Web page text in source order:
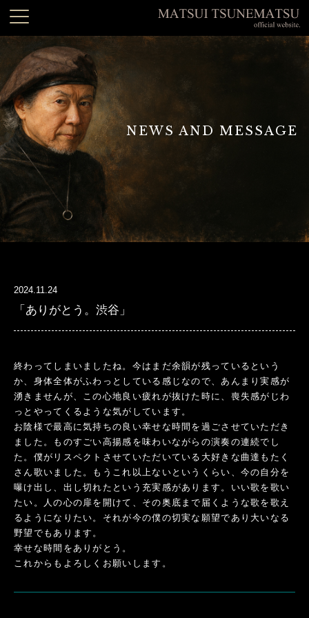
NEWS AND MESSAGE
2024.11.24
「ありがとう。渋谷」
終わってしまいましたね。今はまだ余韻が残っているという
か、身体全体がふわっとしている感じなので、あんまり実感が
湧きませんが、この心地良い疲れが抜けた時に、喪失感がじわ
っとやってくるような気がしています。
お陰様で最高に気持ちの良い幸せな時間を過ごさせていただき
ました。ものすごい高揚感を味わいながらの演奏の連続でし
た。僕がリスペクトさせていただいている大好きな曲達もたく
さん歌いました。もうこれ以上ないというくらい、今の自分を
曝け出し、出し切れたという充実感があります。いい歌を歌い
たい。人の心の扉を開けて、その奥底まで届くような歌を歌え
るようになりたい。それが今の僕の切実な願望であり大いなる
野望でもあります。
幸せな時間をありがとう。
これからもよろしくお願いします。